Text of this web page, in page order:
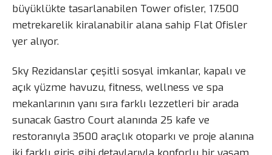
büyüklükte tasarlanabilen Tower ofisler, 17.500
metrekarelik kiralanabilir alana sahip Flat Ofisler
yer alıyor.
Sky Rezidanslar çeşitli sosyal imkanlar, kapalı ve
açık yüzme havuzu, fitness, wellness ve spa
mekanlarının yanı sıra farklı lezzetleri bir arada
sunacak Gastro Court alanında 25 kafe ve
restoranıyla 3500 araçlık otoparkı ve proje alanına